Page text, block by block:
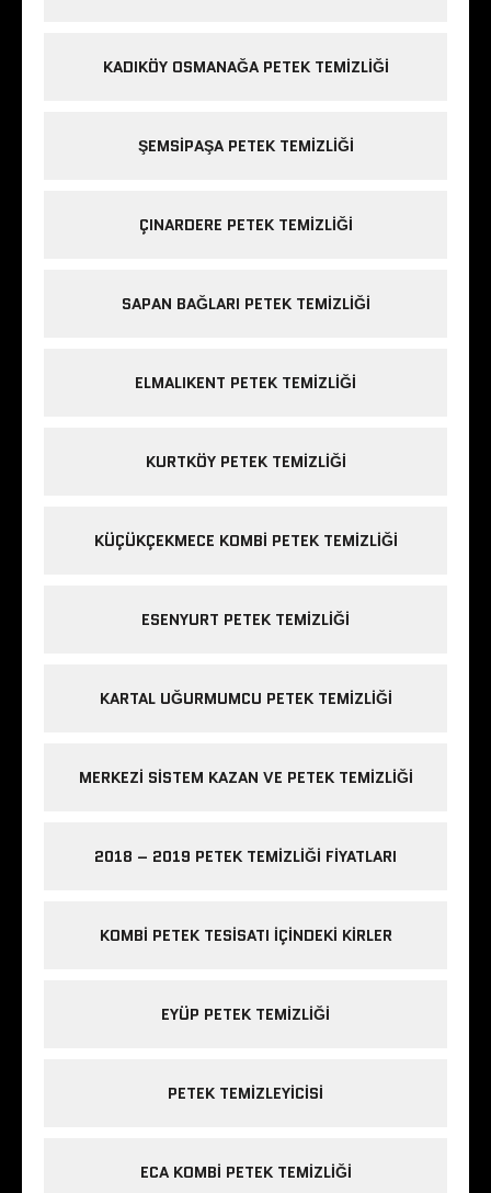
KADIKÖY OSMANAĞA PETEK TEMIZLIĞI
ŞEMSIPAŞA PETEK TEMIZLIĞI
ÇINARDERE PETEK TEMIZLIĞI
SAPAN BAĞLARI PETEK TEMIZLIĞI
ELMALIKENT PETEK TEMIZLIĞI
KURTKÖY PETEK TEMIZLIĞI
KÜÇÜKÇEKMECE KOMBI PETEK TEMIZLIĞI
ESENYURT PETEK TEMIZLIĞI
KARTAL UĞURMUMCU PETEK TEMIZLIĞI
MERKEZI SISTEM KAZAN VE PETEK TEMIZLIĞI
2018 – 2019 PETEK TEMIZLIĞI FIYATLARI
KOMBI PETEK TESISATI IÇINDEKI KIRLER
EYÜP PETEK TEMIZLIĞI
PETEK TEMIZLEYICISI
ECA KOMBI PETEK TEMIZLIĞI